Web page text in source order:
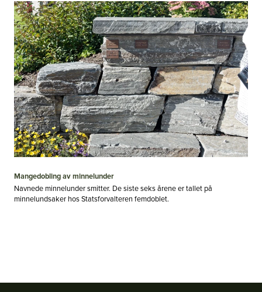
Mangedobling av minnelunder
Navnede minnelunder smitter. De siste seks årene er tallet på
minnelundsaker hos Statsforvalteren femdoblet.